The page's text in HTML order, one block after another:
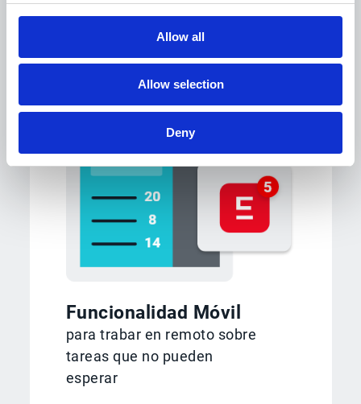
Allow all
Allow selection
Deny
Funcionalidad Móvil
para trabar en remoto sobre
tareas que no pueden
esperar